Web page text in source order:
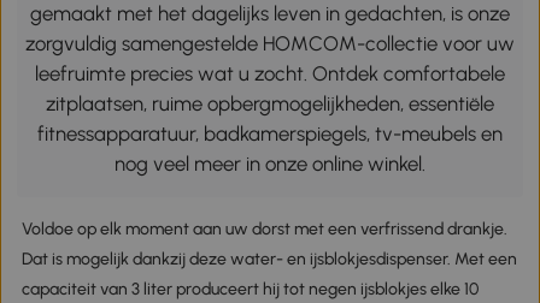
gemaakt met het dagelijks leven in gedachten, is onze
zorgvuldig samengestelde HOMCOM-collectie voor uw
leefruimte precies wat u zocht. Ontdek comfortabele
zitplaatsen, ruime opbergmogelijkheden, essentiële
fitnessapparatuur, badkamerspiegels, tv-meubels en
nog veel meer in onze online winkel.
Voldoe op elk moment aan uw dorst met een verfrissend drankje.
Dat is mogelijk dankzij deze water- en ijsblokjesdispenser. Met een
capaciteit van 3 liter produceert hij tot negen ijsblokjes elke 10